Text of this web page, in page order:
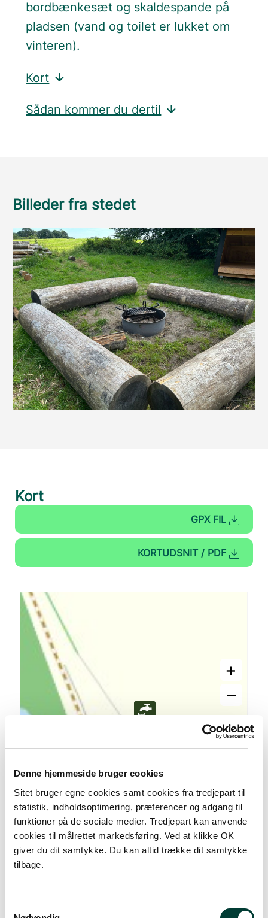
Denne hjemmeside bruger cookies
Sitet bruger egne cookies samt cookies fra tredjepart til
statistik, indholdsoptimering, præferencer og adgang til
funktioner på de sociale medier. Tredjepart kan anvende
cookies til målrettet markedsføring. Ved at klikke OK
giver du dit samtykke. Du kan altid trække dit samtykke
tilbage.
bordbænkesæt og skaldespande på
pladsen (vand og toilet er lukket om
vinteren).
Kort
Sådan kommer du dertil
Billeder fra stedet
Kort
GPX FIL
KORTUDSNIT / PDF
+
–
20 m